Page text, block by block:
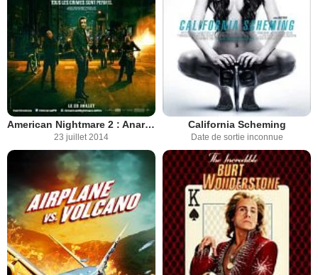
American Nightmare 2 : Anarchy
23 juillet 2014
California Scheming
Date de sortie inconnue